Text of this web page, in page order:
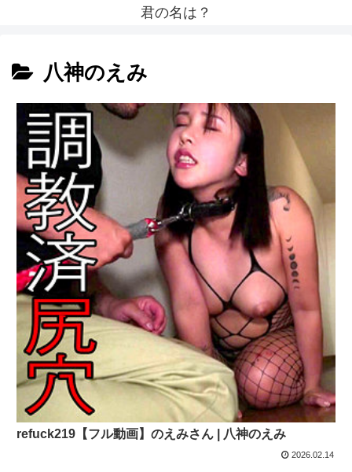
君の名は？
八神のえみ
refuck219【フル動画】のえみさん | 八神のえみ
2026.02.14